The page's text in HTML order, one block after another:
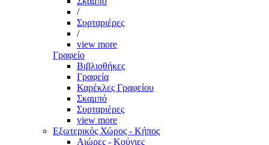
/
Συρταριέρες
/
view more
Γραφείο
Βιβλιοθήκες
Γραφεία
Καρέκλες Γραφείου
Σκαμπό
Συρταριέρες
view more
Εξωτερικός Χώρος - Κήπος
Αιώρες - Κούνιες